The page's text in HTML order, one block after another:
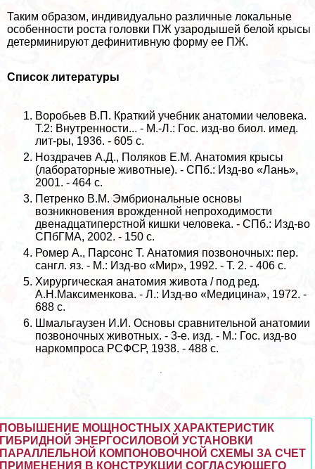
Таким образом, индивидуально различные локальные
особенности роста головки ПЖ узародышей белой крысы
детерминируют дефинитивную форму ее ПЖ.
Список литературы
Воробьев В.П. Краткий учебник анатомии человека.
Т.2: Внутренности... - М.-Л.: Гос. изд-во биол. имед.
лит-ры, 1936. - 605 с.
Ноздрачев А.Д., Поляков Е.М. Анатомия крысы
(лабораторные животные). - СПб.: Изд-во «Лань»,
2001. - 464 с.
Петренко В.М. Эмбриональные основы
возникновения врожденной непроходимости
двенадцатиперстной кишки человека. - СПб.: Изд-во
СПбГМА, 2002. - 150 с.
Ромер А., Парсонс Т. Анатомия позвоночных: пер.
сангл. яз. - М.: Изд-во «Мир», 1992. - Т. 2. - 406 с.
Хирургическая анатомия живота / под ред.
А.Н.Максименкова. - Л.: Изд-во «Медицина», 1972. -
688 с.
Шмальгаузен И.И. Основы сравнительной анатомии
позвоночных животных. - 3-е. изд. - М.: Гос. изд-во
наркомпроса РСФСР, 1938. - 488 с.
ПОВЫШЕНИЕ МОЩНОСТНЫХ ХАРАКТЕРИСТИК
ГИБРИДНОЙ ЭНЕРГОСИЛОВОЙ УСТАНОВКИ
ПАРАЛЛЕЛЬНОЙ КОМПОНОВОЧНОЙ СХЕМЫ ЗА СЧЕТ
ПРИМЕНЕНИЯ В КОНСТРУКЦИИ СОГЛАСУЮЩЕГО